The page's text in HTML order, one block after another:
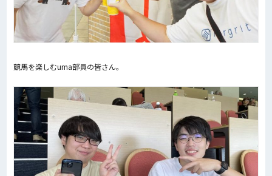
競馬を楽しむuma部員の皆さん。